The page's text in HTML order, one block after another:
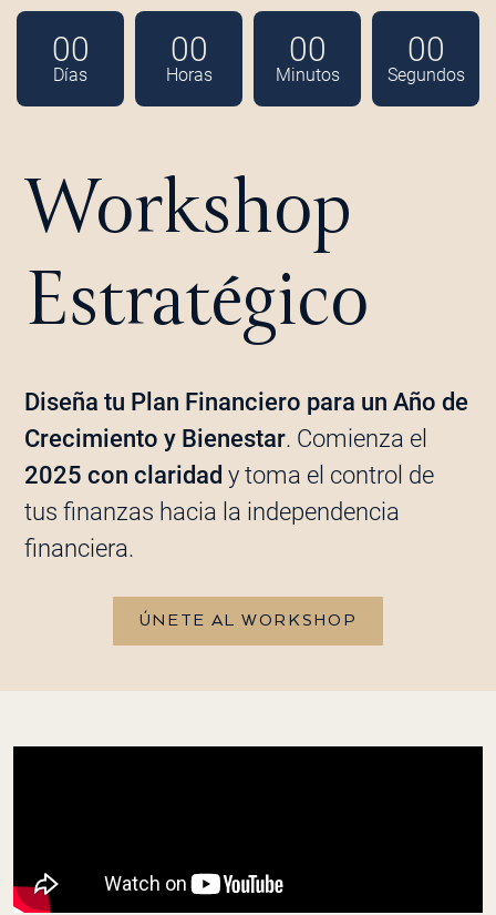
00
Días
00
Horas
00
Minutos
00
Segundos
Workshop
Estratégico
Diseña tu Plan Financiero para un Año de
Crecimiento y Bienestar. Comienza el
2025 con claridad y toma el control de
tus finanzas hacia la independencia
financiera.​
ÚNETE AL WORKSHOP